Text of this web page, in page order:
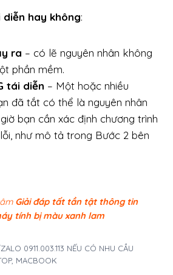
hay không:
ra – có lẽ nguyên nhân không
phần mềm.
tái diễn – Một hoặc nhiều
đã tắt có thể là nguyên nhân
bạn cần xác định chương trình
như mô tả trong Bước 2 bên
Giải đáp tất tần tật thông tin
tính bị màu xanh lam
0911.003.113 NẾU CÓ NHU CẦU
MACBOOK